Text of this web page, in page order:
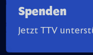
Spenden
Jetzt TTV